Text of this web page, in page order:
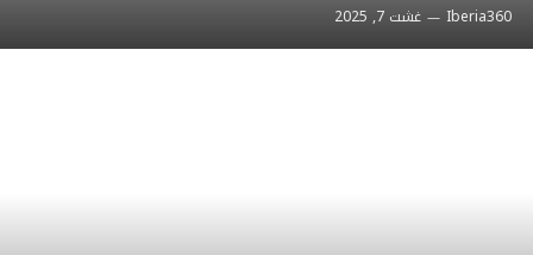
Iberia360 غشت 7, 2025